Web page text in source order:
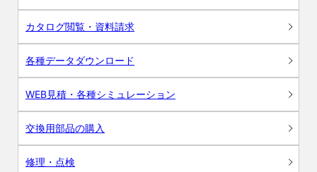
カタログ閲覧・資料請求
各種データダウンロード
WEB見積・各種シミュレーション
交換用部品の購入
修理・点検